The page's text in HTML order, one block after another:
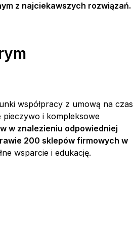
z najciekawszych rozwiązań.
współpracy z umową na czas
i kompleksowe
w znalezieniu odpowiedniej
200 sklepów firmowych w
wsparcie i edukację.